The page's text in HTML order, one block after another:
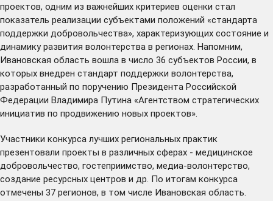
проектов, одним из важнейших критериев оценки стал
показатель реализации субъектами положений «стандарта
поддержки добровольчества», характеризующих состояние и
динамику развития волонтерства в регионах. Напомним,
Ивановская область вошла в число 36 субъектов России, в
которых внедрен стандарт поддержки волонтерства,
разработанный по поручению Президента Российской
Федерации Владимира Путина «Агентством стратегических
инициатив по продвижению новых проектов».
Участники конкурса лучших региональных практик
презентовали проекты в различных сферах - медицинское
добровольчество, гостеприимство, медиа-волонтерство,
создание ресурсных центров и др. По итогам конкурса
отмечены 37 регионов, в том числе Ивановская область.